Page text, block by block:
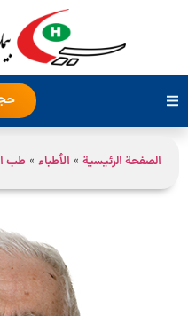
الصفحة الرئيسية » الأطباء » طب